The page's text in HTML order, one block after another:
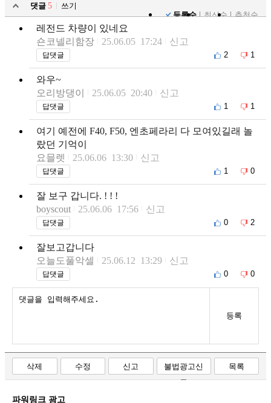
댓글 5
쓰기
등록순
최신순 추천순
레전드 차량이 있네요
숀코넬리함장
25.06.05 17:24 신고
답댓글 2 1
와우~
오리방댕이
25.06.05 20:40 신고
답댓글 1 1
여기 예전에 F40, F50, 엔초페라리 다 모여있길래 놀
랐던 기억이
요믈렛
25.06.06 13:30 신고
답댓글 1 0
잘 보구 갑니다. ! ! !
boyscout
25.06.06 17:56 신고
답댓글 0 2
잘보고갑니다
오늘도풀악셀
25.06.12 13:29 신고
답댓글 0 0
등록
삭제 수정 신고
불법광고신
고
목록
파워링크 광고